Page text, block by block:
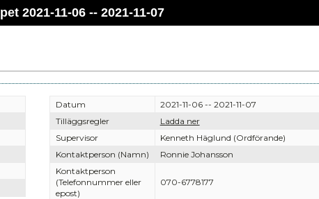
2021-11-06 -- 2021-11-07
Datum
2021-11-06 -- 2021-11-07
Tilläggsregler
Ladda ner
Supervisor
Kenneth Häglund (Ordförande)
Kontaktperson (Namn)
Ronnie Johansson
Kontaktperson
(Telefonnummer eller
epost)
070-6778177